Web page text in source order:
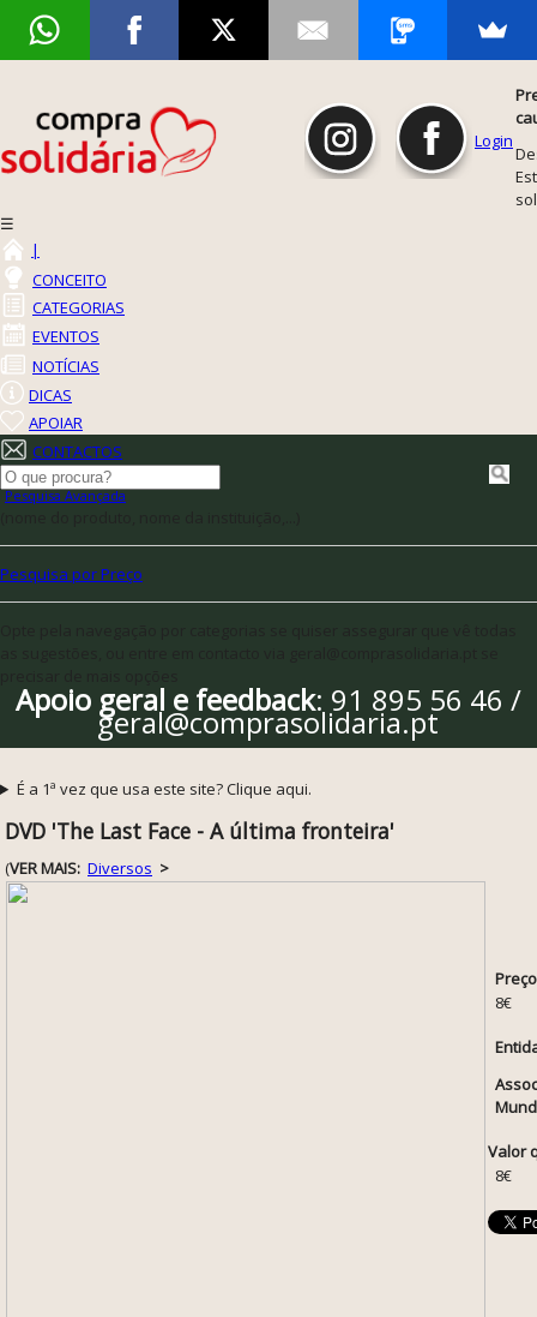
Login
☰
|
CONCEITO
CATEGORIAS
EVENTOS
NOTÍCIAS
DICAS
APOIAR
CONTACTOS
Pesquisa Avançada
Pesquisa por Preço
Apoio geral e feedback: 91 895 56 46 /
geral@comprasolidaria.pt
É a 1ª vez que usa este site? Clique aqui.
DVD 'The Last Face - A última fronteira'
(VER MAIS: Diversos >
8€
Valor
8€